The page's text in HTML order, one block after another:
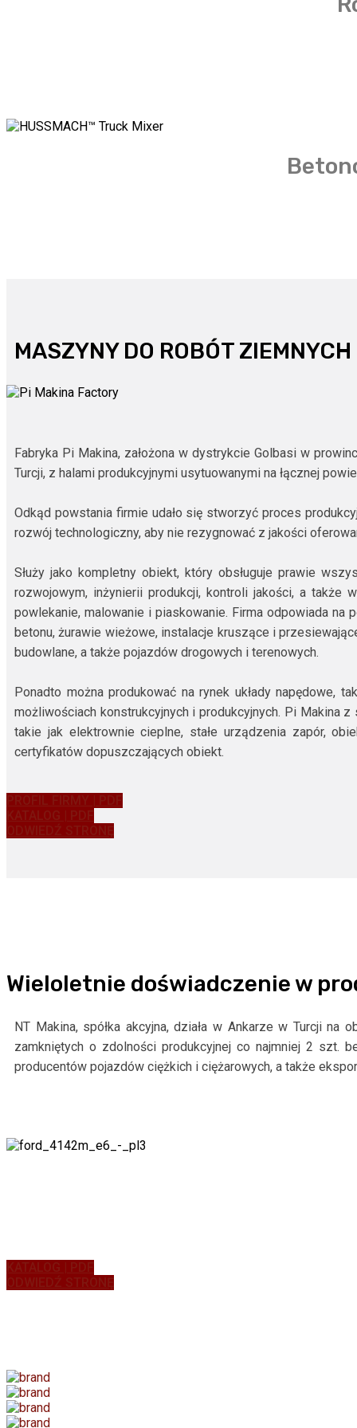
MASZYNY DO ROBÓT
Fabryka Pi Makina, założona w dystrykcie Golbasi w
Turcji, z halami produkcyjnymi usytuowanymi na łącznej
Odkąd powstania firmie udało się stworzyć proces
rozwój technologiczny, aby nie rezygnować z jakości
Służy jako kompletny obiekt, który obsługuje prawie
rozwojowym, inżynierii produkcji, kontroli jakości, a także
powlekanie, malowanie i piaskowanie. Firma odpowiada
betonu, żurawie wieżowe, instalacje kruszące i
budowlane, a także pojazdów drogowych i terenowych.
Ponadto można produkować na rynek układy napędowe,
możliwościach konstrukcyjnych i produkcyjnych. Pi Makina
takie jak elektrownie cieplne, stałe urządzenia zapór,
certyfikatów dopuszczających obiekt.
Wieloletnie doświadczenie w
NT Makina, spółka akcyjna, działa w Ankarze w Turcji
zamkniętych o zdolności produkcyjnej co najmniej 2 szt.
producentów pojazdów ciężkich i ciężarowych, a także